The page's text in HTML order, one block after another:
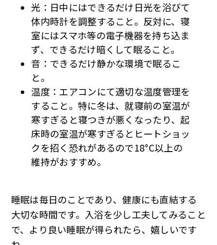
光：日中にはできるだけ日光を浴びて
体内時計を調整すること。反対に、寝
室にはスマホ等の電子機器を持ち込ま
ず、できるだけ暗くして眠ること。
音：できるだけ静かな環境で眠るこ
と。
温度：エアコンにて適切な温度管理を
すること。特に冬は、就寝前の室温が
寒すぎると寝つきが悪くなったり、起
床時の室温が寒すぎるとヒートショッ
クを招く恐れがあるので18°C以上の
維持がおすすめ。
睡眠は毎日のことであり、健康にも直結する
大切な時間です。入浴を少し工夫してみること
で、より良い睡眠が得られたら、嬉しいです